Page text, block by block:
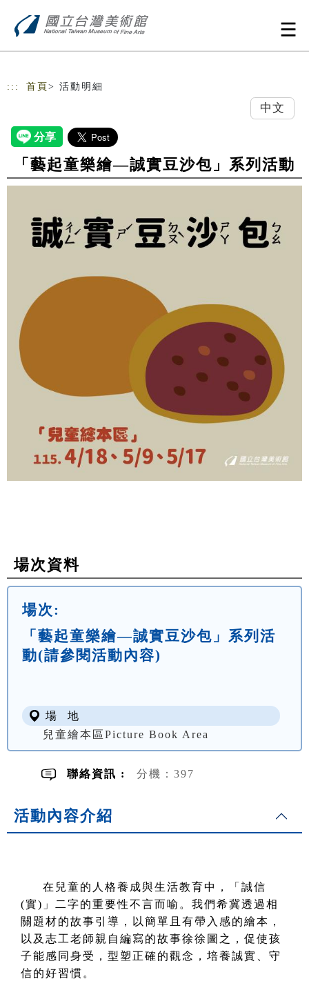
::: 首頁 > 活動明細
中文
「藝起童樂繪—誠實豆沙包」系列活動
場次資料
場次:
「藝起童樂繪—誠實豆沙包」系列活
動(請參閱活動內容)
場 地
兒童繪本區Picture Book Area
聯絡資訊 : 分機：397
活動內容介紹
在兒童的人格養成與生活教育中，「誠信
(實)」二字的重要性不言而喻。我們希冀透過相
關題材的故事引導，以簡單且有帶入感的繪本，
以及志工老師親自編寫的故事徐徐圖之，促使孩
子能感同身受，型塑正確的觀念，培養誠實、守
信的好習慣。